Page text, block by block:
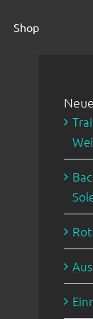
Shop